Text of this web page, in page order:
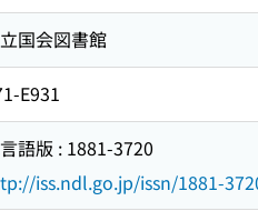
国会図書館
E931
語版 : 1881-3720
iss.ndl.go.jp/issn/1881-